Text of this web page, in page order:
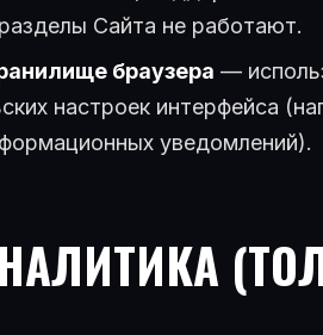
Сайта не работают.
браузера —
настроек интерфейса
уведомлений).